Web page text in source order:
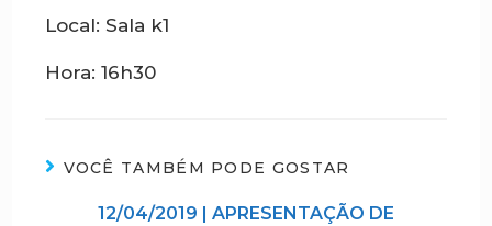
Local: Sala k1
Hora: 16h30
VOCÊ TAMBÉM PODE GOSTAR
12/04/2019 | APRESENTAÇÃO DE